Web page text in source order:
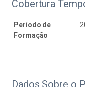
Cobertura
Período de
Formação
Dados Sobre o